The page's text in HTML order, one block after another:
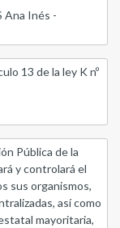
Ana Inés -
13 de la ley K nº
Pública de la
y controlará el
sus organismos,
así como
mayoritaria,